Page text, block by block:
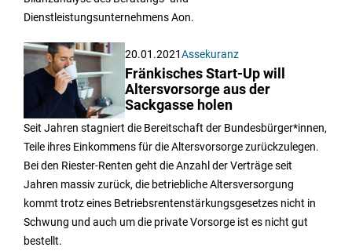
Dienstleistungsunternehmens Aon.
20.01.2021Assekuranz
Fränkisches Start-Up will
Altersvorsorge aus der
Sackgasse holen
Seit Jahren stagniert die Bereitschaft der Bundesbürger*innen,
Teile ihres Einkommens für die Altersvorsorge zurückzulegen.
Bei den Riester-Renten geht die Anzahl der Verträge seit
Jahren massiv zurück, die betriebliche Altersversorgung
kommt trotz eines Betriebsrentenstärkungsgesetzes nicht in
Schwung und auch um die private Vorsorge ist es nicht gut
bestellt.